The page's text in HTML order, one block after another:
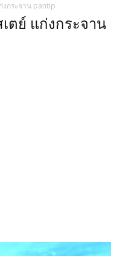
งกระจาน pantip
ตย์ แก่งกระจาน